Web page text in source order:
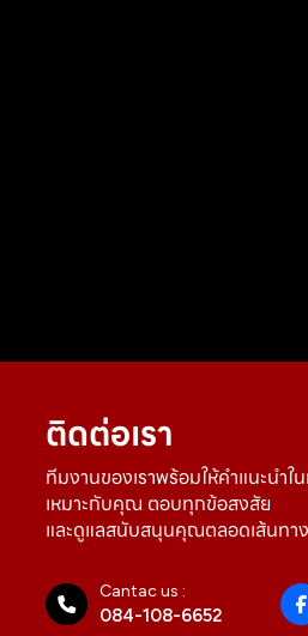
ติดต่อเรา
ทีมงานของเราพร้อมให้คำแนะนำใ
เหมาะกับคุณ ตอบทุกข้อสงสัย
และดูแลสนับสนุนคุณตลอดเส้นทา
Cantac us :
084-108-6652